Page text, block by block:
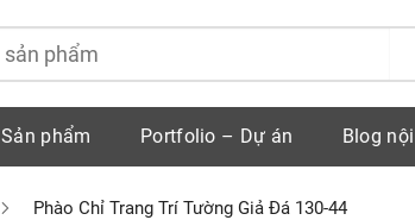
Sản phẩm Portfolio – Dự án Blog
Phào Chỉ Trang Trí Tường Giả Đá 130-44